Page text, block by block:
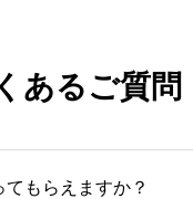
あるご質問
もらえますか？